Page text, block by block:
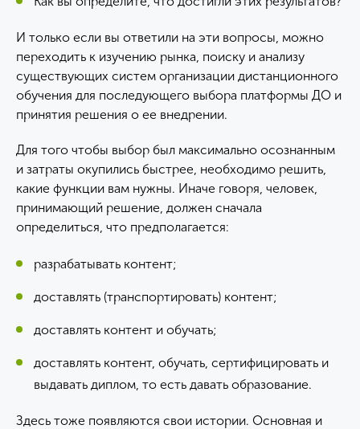
И только если вы ответили на эти вопросы, можно
переходить к изучению рынка, поиску и анализу
существующих систем организации дистанционного
обучения для последующего выбора платформы ДО и
принятия решения о ее внедрении.
Для того чтобы выбор был максимально осознанным
и затраты окупились быстрее, необходимо решить,
какие функции вам нужны. Иначе говоря, человек,
принимающий решение, должен сначала
определиться, что предполагается:
разрабатывать контент;
доставлять (транспортировать) контент;
доставлять контент и обучать;
доставлять контент, обучать, сертифицировать и
выдавать диплом, то есть давать образование.
Здесь тоже появляются свои истории. Основная и